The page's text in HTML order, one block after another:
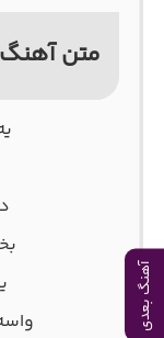
آهنگ بعدی
متن